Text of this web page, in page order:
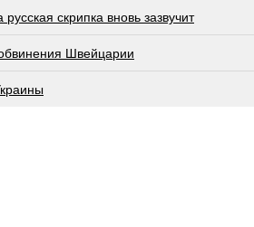
скрипка вновь зазвучит
Швейцарии